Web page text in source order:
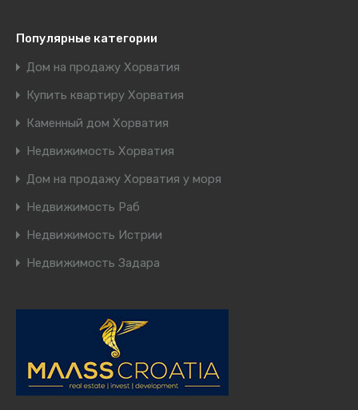
Популярные категории
Дом на продажу Хорватия
Купить квартиру Хорватия
Каменный дом Хорватия
Недвижимость Хорватия
Дом на продажу Хорватия у моря
Недвижимость Раб
Недвижимость Истрии
Недвижимость Задара